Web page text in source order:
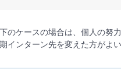
のケースの場合は、個人の努
インターン先を変えた方がよい